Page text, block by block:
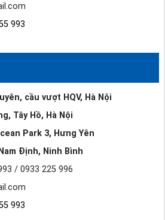
993
cầu vượt HQV, Hà Nội
Tây Hồ, Hà Nội
Park 3, Hưng Yên
Định, Ninh Bình
/ 0933 225 996
993